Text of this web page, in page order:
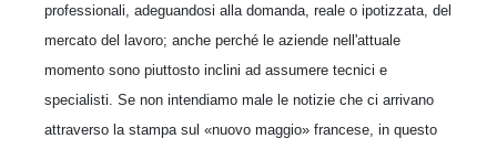
professionali, adeguandosi alla domanda, reale o ipotizzata, del
mercato del lavoro; anche perché le aziende nell'attuale
momento sono piuttosto inclini ad assumere tecnici e
specialisti. Se non intendiamo male le notizie che ci arrivano
attraverso la stampa sul «nuovo maggio» francese, in questo